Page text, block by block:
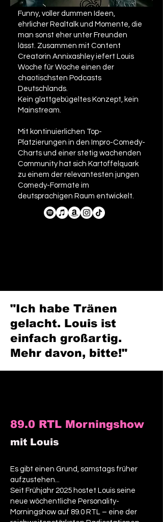
Funny, voller dummen Ideen,
ehrlicher Realtalk und Momente, die
man sonst eher unter Freunden
lässt. Zusammen mit Content
Creatorin Annixashley iefert Louis
Woche für Woche einen der
chaotischsten Podcasts
Deutschlands.
Kein glattgebügeltes Konzept, kein
Mainstream.
Mit kontinuierlichen Top-
Platzierungen in den Impro-Comedy-
Charts und einer stetig wachenden
Community hat sich Kartoffelquark
zu einem der relevantesten jungen
Comedy-Formate im
deutsprachigen Raum entwickelt.
"Ich habe Tränen
gelacht. Louis ist
einfach großartig.
Mehr davon, bitte!"
89.0 RTL Morningshow
mit Louis
Es gibt einen Grund, samstags früher
aufzustehen...
Seit Frühjahr 2025 hostet Louis seine
neue wöchentliche Personality-
Morningshow auf 89.0 RTL – eine der